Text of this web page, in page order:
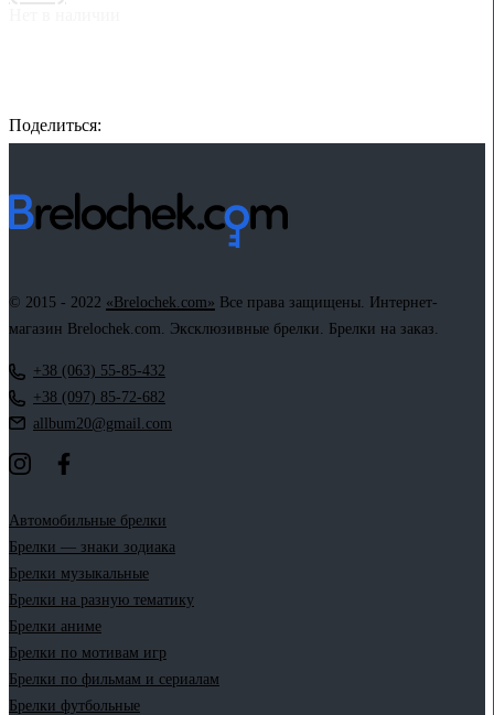
Поделиться:
FacebookTwitterEmail LinkedInCopy
© 2015 - 2022 «Brelochek.com» Все права защищены. Интернет-
магазин Brelochek.com. Эксклюзивные брелки. Брелки на заказ.
+38 (063) 55-85-432
+38 (097) 85-72-682
allbum20@gmail.com
Автомобильные брелки
Брелки — знаки зодиака
Брелки музыкальные
Брелки на разную тематику
Брелки аниме
Брелки по мотивам игр
Брелки по фильмам и сериалам
Брелки футбольные